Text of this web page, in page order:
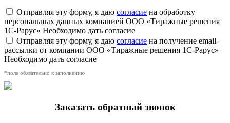
Отправляя эту форму, я даю согласие на обработку
персональных данных компанией ООО «Тиражные решения
1С-Рарус» Необходимо дать согласие
Отправляя эту форму, я даю согласие на получение email-
рассылки от компании ООО «Тиражные решения 1С-Рарус»
Необходимо дать согласие
*поле обязательно к заполнению
Заказать обратный звонок